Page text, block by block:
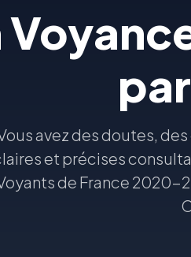
avez des doutes,
et précises
de France 2020-